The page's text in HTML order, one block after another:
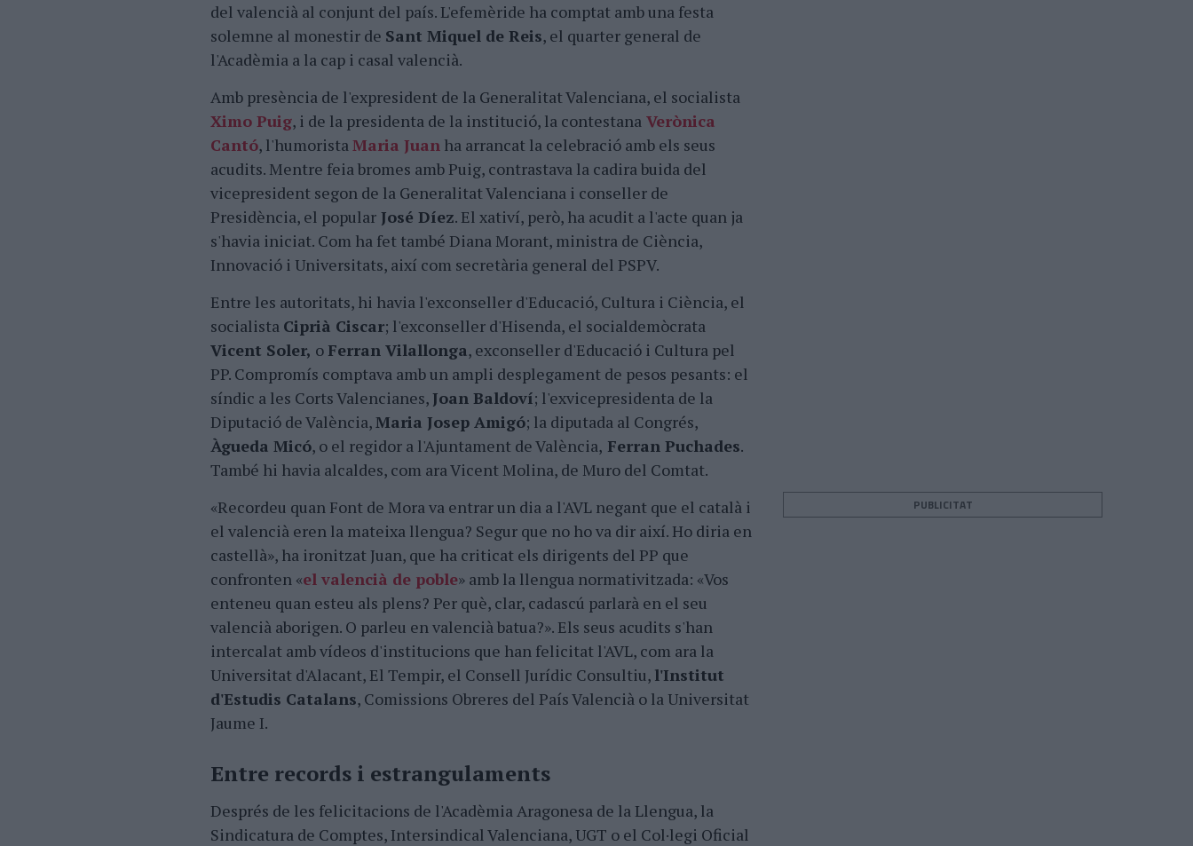
del valencià al conjunt del país. L'efemèride ha comptat amb una festa
solemne al monestir de Sant Miquel de Reis, el quarter general de
l'Acadèmia a la cap i casal valencià.
Amb presència de l'expresident de la Generalitat Valenciana, el socialista
Ximo Puig, i de la presidenta de la institució, la contestana Verònica
Cantó, l'humoristaMaria Juan ha arrancat la celebració amb els seus
acudits. Mentre feia bromes amb Puig, contrastava la cadira buida del
vicepresident segon de la Generalitat Valenciana i conseller de
Presidència, el popular José Díez. El xativí, però, ha acudit a l'acte quan ja
s'havia iniciat. Com ha fet també Diana Morant, ministra de Ciència,
Innovació i Universitats, així com secretària general del PSPV.
Entre les autoritats, hi havia l'exconseller d'Educació, Cultura i Ciència, el
socialista Ciprià Ciscar; l'exconseller d'Hisenda, el socialdemòcrata
Vicent Soler, o Ferran Vilallonga, exconseller d'Educació i Cultura pel
PP. Compromís comptava amb un ampli desplegament de pesos pesants: el
síndic a les Corts Valencianes,Joan Baldoví; l'exvicepresidenta de la
Diputació de València,Maria Josep Amigó; la diputada al Congrés,
Àgueda Micó, o el regidor a l'Ajuntament de València, Ferran Puchades.
També hi havia alcaldes, com ara Vicent Molina, de Muro del Comtat.
«Recordeu quan Font de Mora va entrar un dia a l'AVL negant que el català i
el valencià eren la mateixa llengua? Segur que no ho va dir així. Ho diria en
castellà», ha ironitzat Juan, que ha criticat els dirigents del PP que
confronten «el valencià de poble» amb la llengua normativitzada: «Vos
enteneu quan esteu als plens? Per què, clar, cadascú parlarà en el seu
valencià aborigen. O parleu en valencià batua?». Els seus acudits s'han
intercalat amb vídeos d'institucions que han felicitat l'AVL, com ara la
Universitat d'Alacant, El Tempir, el Consell Jurídic Consultiu, l'Institut
d'Estudis Catalans, Comissions Obreres del País Valencià o la Universitat
Jaume I.
Entre records i estrangulaments
Després de les felicitacions de l'Acadèmia Aragonesa de la Llengua, la
Sindicatura de Comptes, Intersindical Valenciana, UGT o el Col·legi Oficial
PUBLICITAT